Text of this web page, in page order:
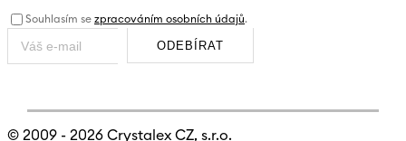
Souhlasím se zpracováním osobních údajů.
ODEBÍRAT
© 2009 - 2026 Crystalex CZ, s.r.o.